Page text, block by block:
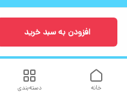
افزودن به سبد خرید
دسته‌بندی خانه